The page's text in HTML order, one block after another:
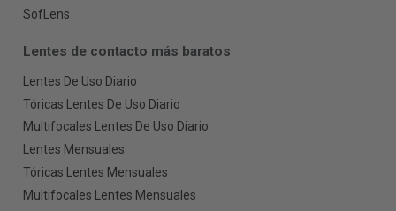
SofLens
Lentes de contacto más baratos
Lentes De Uso Diario
Tóricas Lentes De Uso Diario
Multifocales Lentes De Uso Diario
Lentes Mensuales
Tóricas Lentes Mensuales
Multifocales Lentes Mensuales